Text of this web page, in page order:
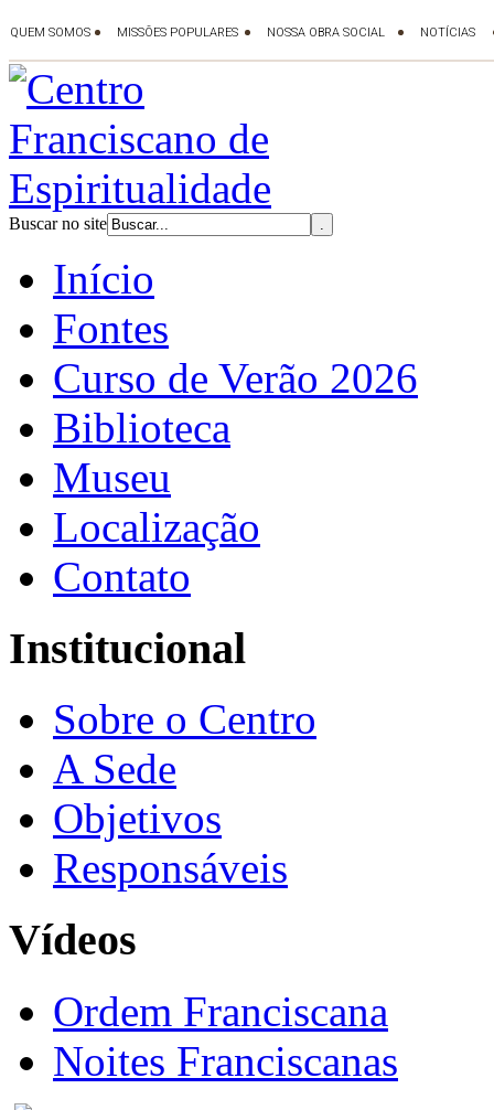
Buscar no site
Início
Fontes
Curso de Verão 2026
Biblioteca
Museu
Localização
Contato
Institucional
Sobre o Centro
A Sede
Objetivos
Responsáveis
Vídeos
Ordem Franciscana
Noites Franciscanas